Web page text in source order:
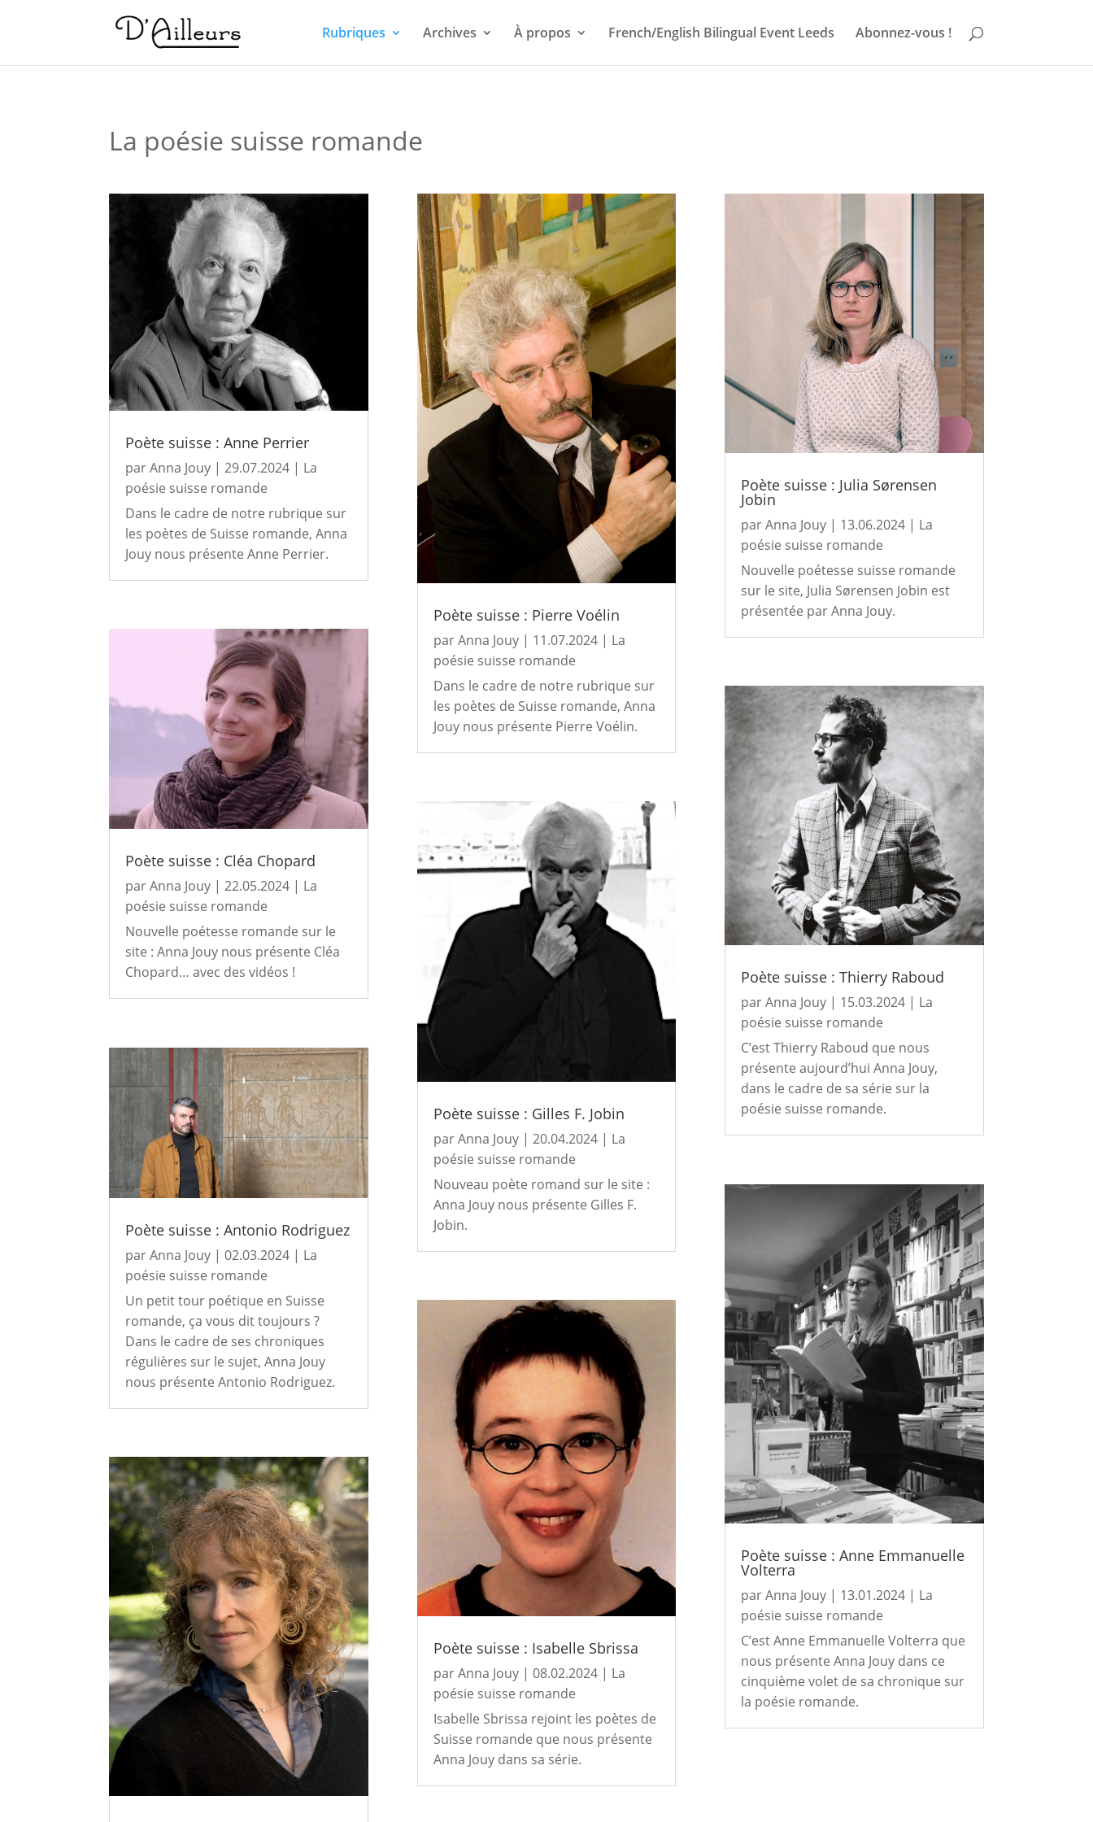
Rubriques Archives À propos French/English Bilingual Event Leeds Abonnez-vous !
La poésie suisse romande
Poète suisse : Anne Perrier
parAnna Jouy |29.07.2024 | La
poésie suisse romande
Dans le cadre de notre rubrique sur
les poètes de Suisse romande, Anna
Jouy nous présente Anne Perrier.
Poète suisse : Cléa Chopard
parAnna Jouy |22.05.2024 | La
poésie suisse romande
Nouvelle poétesse romande sur le
site : Anna Jouy nous présente Cléa
Chopard… avec des vidéos !
Poète suisse : Antonio Rodriguez
parAnna Jouy |02.03.2024 | La
poésie suisse romande
Un petit tour poétique en Suisse
romande, ça vous dit toujours ?
Dans le cadre de ses chroniques
régulières sur le sujet, Anna Jouy
nous présente Antonio Rodriguez.
Poète suisse : Pierre Voélin
parAnna Jouy| 11.07.2024| La
poésie suisse romande
Dans le cadre de notre rubrique sur
les poètes de Suisse romande, Anna
Jouy nous présente Pierre Voélin.
Poète suisse : Gilles F. Jobin
parAnna Jouy| 20.04.2024| La
poésie suisse romande
Nouveau poète romand sur le site :
Anna Jouy nous présente Gilles F.
Jobin.
Poète suisse : Isabelle Sbrissa
parAnna Jouy| 08.02.2024| La
poésie suisse romande
Isabelle Sbrissa rejoint les poètes de
Suisse romande que nous présente
Anna Jouy dans sa série.
Poète suisse : Julia Sørensen
Jobin
parAnna Jouy| 13.06.2024| La
poésie suisse romande
Nouvelle poétesse suisse romande
sur le site, Julia Sørensen Jobin est
présentée par Anna Jouy.
Poète suisse : Thierry Raboud
parAnna Jouy| 15.03.2024| La
poésie suisse romande
C’est Thierry Raboud que nous
présente aujourd’hui Anna Jouy,
dans le cadre de sa série sur la
poésie suisse romande.
Poète suisse : Anne Emmanuelle
Volterra
parAnna Jouy| 13.01.2024| La
poésie suisse romande
C’est Anne Emmanuelle Volterra que
nous présente Anna Jouy dans ce
cinquième volet de sa chronique sur
la poésie romande.